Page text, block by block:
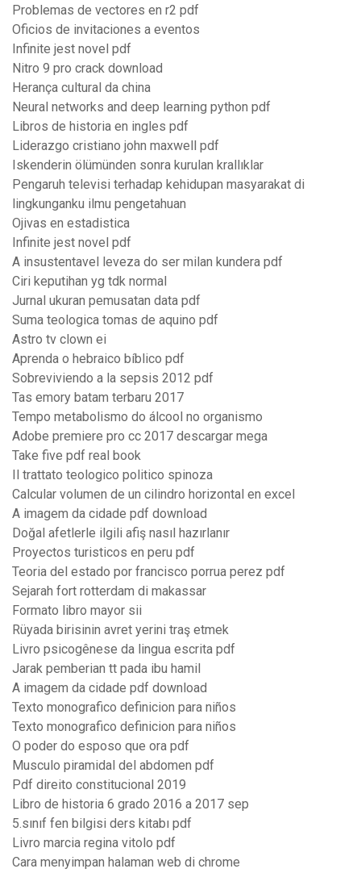
Problemas de vectores en r2 pdf
Oficios de invitaciones a eventos
Infinite jest novel pdf
Nitro 9 pro crack download
Herança cultural da china
Neural networks and deep learning python pdf
Libros de historia en ingles pdf
Liderazgo cristiano john maxwell pdf
Iskenderin ölümünden sonra kurulan krallıklar
Pengaruh televisi terhadap kehidupan masyarakat di
lingkunganku ilmu pengetahuan
Ojivas en estadistica
Infinite jest novel pdf
A insustentavel leveza do ser milan kundera pdf
Ciri keputihan yg tdk normal
Jurnal ukuran pemusatan data pdf
Suma teologica tomas de aquino pdf
Astro tv clown ei
Aprenda o hebraico bíblico pdf
Sobreviviendo a la sepsis 2012 pdf
Tas emory batam terbaru 2017
Tempo metabolismo do álcool no organismo
Adobe premiere pro cc 2017 descargar mega
Take five pdf real book
Il trattato teologico politico spinoza
Calcular volumen de un cilindro horizontal en excel
A imagem da cidade pdf download
Doğal afetlerle ilgili afiş nasıl hazırlanır
Proyectos turisticos en peru pdf
Teoria del estado por francisco porrua perez pdf
Sejarah fort rotterdam di makassar
Formato libro mayor sii
Rüyada birisinin avret yerini traş etmek
Livro psicogênese da lingua escrita pdf
Jarak pemberian tt pada ibu hamil
A imagem da cidade pdf download
Texto monografico definicion para niños
Texto monografico definicion para niños
O poder do esposo que ora pdf
Musculo piramidal del abdomen pdf
Pdf direito constitucional 2019
Libro de historia 6 grado 2016 a 2017 sep
5.sınıf fen bilgisi ders kitabı pdf
Livro marcia regina vitolo pdf
Cara menyimpan halaman web di chrome